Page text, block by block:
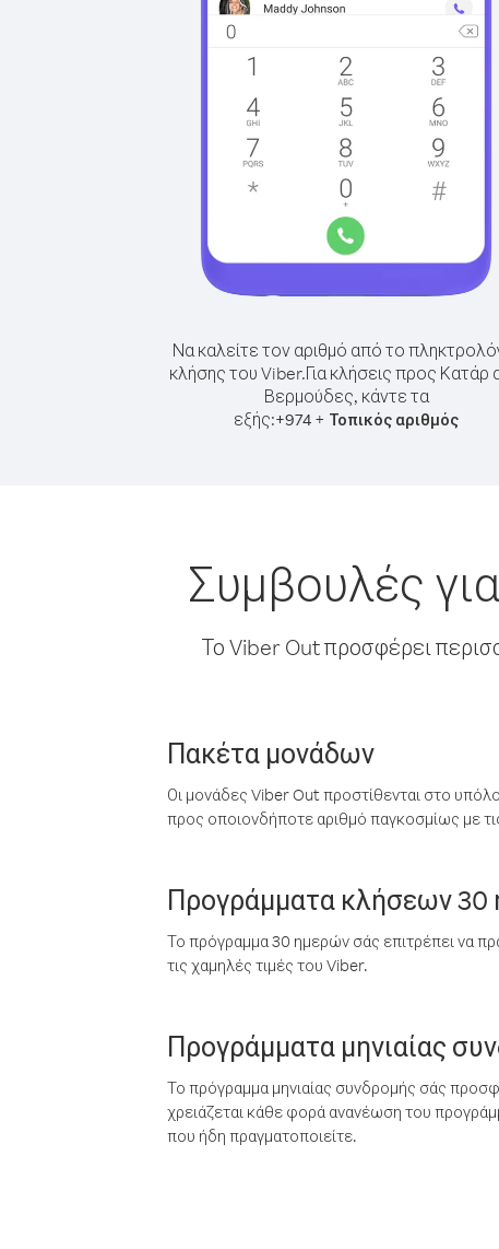
Να καλείτε τον αριθμό από το
κλήσης του Viber.Για κλήσεις προς Κατάρ
Βερμούδες, κάντε τα
εξής:+974 + Τοπικός αριθμός
Συμβουλές
Το Viber Out προσφέρει
Πακέτα μονάδων
Οι μονάδες Viber Out προστίθενται στο
προς οποιονδήποτε αριθμό παγκοσμίως με
Προγράμματα κλήσεων 30
Το πρόγραμμα 30 ημερών σάς επιτρέπει να
τις χαμηλές τιμές του Viber.
Προγράμματα μηνιαίας
Το πρόγραμμα μηνιαίας συνδρομής σάς
χρειάζεται κάθε φορά ανανέωση του
που ήδη πραγματοποιείτε.